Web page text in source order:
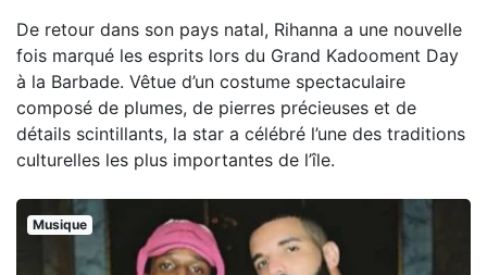
De retour dans son pays natal, Rihanna a une nouvelle
fois marqué les esprits lors du Grand Kadooment Day
à la Barbade. Vêtue d’un costume spectaculaire
composé de plumes, de pierres précieuses et de
détails scintillants, la star a célébré l’une des traditions
culturelles les plus importantes de l’île.
Musique